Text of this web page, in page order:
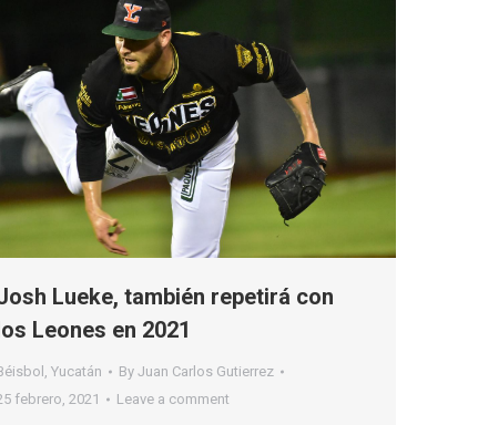
Lueke, también repetirá con
Leones en 2021
, Yucatán By Juan Carlos Gutierrez
febrero, 2021
Leave a comment